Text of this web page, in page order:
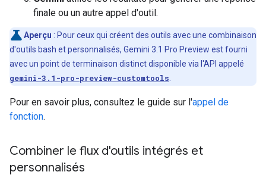
finale ou un autre appel d'outil.
Aperçu : Pour ceux qui créent des outils avec une combinaison
d'outils bash et personnalisés, Gemini 3.1 Pro Preview est fourni
avec un point de terminaison distinct disponible via l'API appelé
gemini-3.1-pro-preview-customtools
Pour en savoir plus, consultez le guide sur l'appel de
fonction.
Combiner le flux d'outils intégrés et
personnalisés